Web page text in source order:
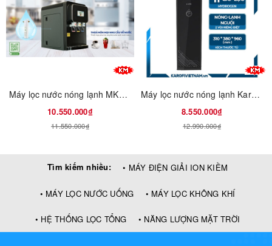
Tính năng
Máy nước nóng lạnh MK7-1B cung cấp nước nóng, lạnh cực
nhanh. Mức nhiệt làm nóng từ 85-95 độ C và mức nhiệt làm
lạnh là 6-12 độ C. Máy đáp ứng đa dạng nhu cầu sử dụng của
Máy lọc nước nóng lạnh MK7-1B-DB
10.550.000₫
11.550.000₫
Máy lọc nước nóng lạnh Karofi KAD-D66
8.550.000₫
12.990.000₫
Tìm kiếm nhiều: • MÁY ĐIỆN GIẢI ION KIỀM
• MÁY LỌC NƯỚC UỐNG • MÁY LỌC KHÔNG KHÍ
• HỆ THỐNG LỌC TỔNG • NĂNG LƯỢNG MẶT TRỜI